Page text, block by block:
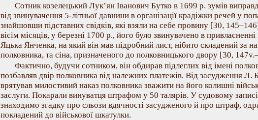
Сотник козелецький Лук’ян Іванович Бутко в 1699 р. зумів
від звинувачення 5-літньої давнини в організації крадіжки речей у
знайшовши підставних свідків, які взяли на себе провину [30,
вісім місяців, у березні 1700 р., його було звинувачено в
Яцька Янченка, на який він мав підробний лист, нібито складений за
полковника, та сіна, призначеного до полковницького двору [30,
Фактично, будучи сотником, він обдирав підлеглих від імені
позбавляв двір полковника від належних платежів. Від засудження Л.
врятував милостивий наказ полковника зважити на його колишні
заслуги. Покарали винуватця штрафом у 50 талярів. У судовому записі
знаходимо згадку про сльози вдячності засудженого й про штраф,
покладений до військової шкатулки.